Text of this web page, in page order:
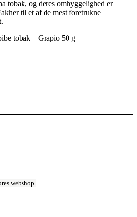
tobak, og deres omhyggelighed er
til et af de mest foretrukne
webshop.